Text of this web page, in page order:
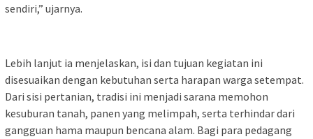
sendiri,” ujarnya.
‎Lebih lanjut ia menjelaskan, isi dan tujuan kegiatan ini
disesuaikan dengan kebutuhan serta harapan warga setempat.
Dari sisi pertanian, tradisi ini menjadi sarana memohon
kesuburan tanah, panen yang melimpah, serta terhindar dari
gangguan hama maupun bencana alam. Bagi para pedagang